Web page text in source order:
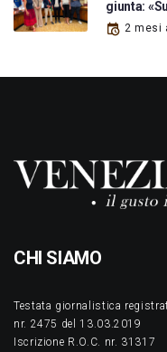
giunta:
2 mesi
CHI SIAMO
Testata giornalistica
nr. 2475 del 13.03.2019
Iscrizione R.O.C. nr. 31317